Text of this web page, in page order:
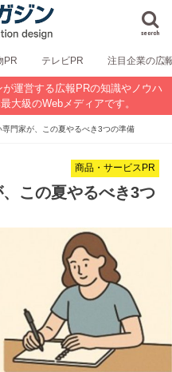
search
PR テレビPR 注目企業の広
運営する広報PRの知識やノウハ
大級のWebメディアです。
専門家が、この夏やるべき3つの準備
商品・サービスPR
この夏やるべき3つ